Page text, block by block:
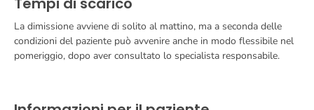
La dimissione avviene di solito al mattino, ma a seconda delle
condizioni del paziente può avvenire anche in modo flessibile nel
pomeriggio, dopo aver consultato lo specialista responsabile.